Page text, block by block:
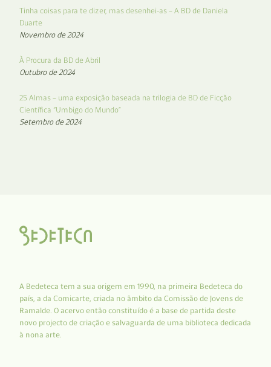
Tinha coisas para te dizer, mas desenhei-as – A BD de Daniela
Duarte
Novembro de 2024
À Procura da BD de Abril
Outubro de 2024
25 Almas – uma exposição baseada na trilogia de BD de Ficção
Científica “Umbigo do Mundo”
Setembro de 2024
A Bedeteca tem a sua origem em 1990, na primeira Bedeteca do
país, a da Comicarte, criada no âmbito da Comissão de Jovens de
Ramalde. O acervo então constituído é a base de partida deste
novo projecto de criação e salvaguarda de uma biblioteca dedicada
à nona arte.